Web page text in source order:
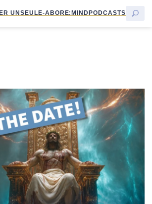
UNSEULE-ABORE:MINDPODCASTS